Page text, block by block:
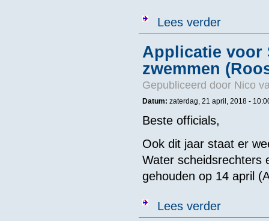
Lees verderover OWW
Applicatie voor
zwemmen
Gepubliceerd door Nico
Datum: zaterdag, 21 april, 2018 -
Beste officials,
Ook dit jaar staat er
Water scheidsrechters
gehouden op 14 april
Lees verderover